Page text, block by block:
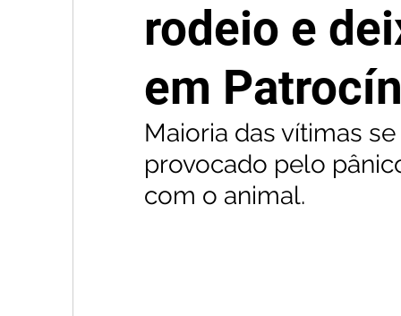
rodeio e
em
Maioria das vítimas
provocado pelo
com o animal.